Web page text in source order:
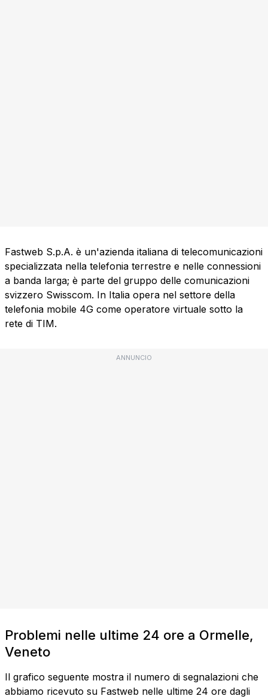
Fastweb S.p.A. è un'azienda italiana di telecomunicazioni
specializzata nella telefonia terrestre e nelle connessioni
a banda larga; è parte del gruppo delle comunicazioni
svizzero Swisscom. In Italia opera nel settore della
telefonia mobile 4G come operatore virtuale sotto la
rete di TIM.
ANNUNCIO
Problemi nelle ultime 24 ore a Ormelle,
Veneto
Il grafico seguente mostra il numero di segnalazioni che
abbiamo ricevuto su Fastweb nelle ultime 24 ore dagli